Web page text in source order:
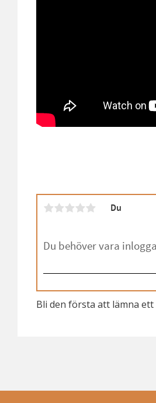
Du
Bli den första att lämna ett